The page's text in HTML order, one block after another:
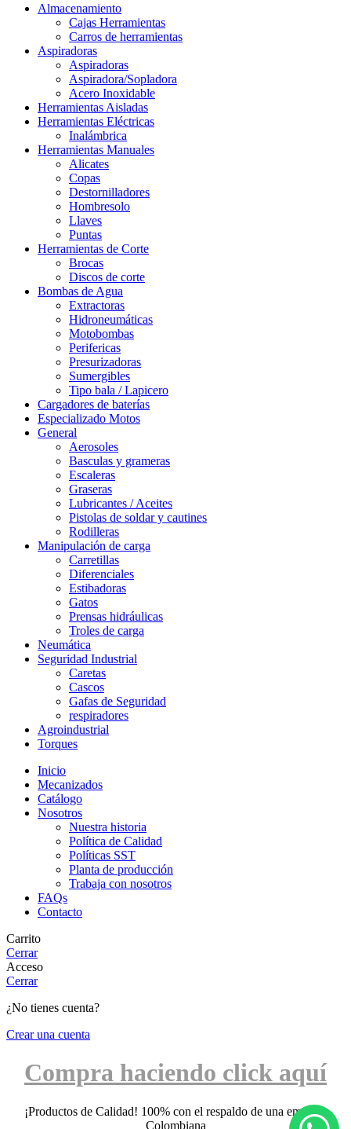
Almacenamiento
Cajas Herramientas
Carros de herramientas
Aspiradoras
Aspiradoras
Aspiradora/Sopladora
Acero Inoxidable
Herramientas Aisladas
Herramientas Eléctricas
Inalámbrica
Herramientas Manuales
Alicates
Copas
Destornilladores
Hombresolo
Llaves
Puntas
Herramientas de Corte
Brocas
Discos de corte
Bombas de Agua
Extractoras
Hidroneumáticas
Motobombas
Perifericas
Presurizadoras
Sumergibles
Tipo bala / Lapicero
Cargadores de baterías
Especializado Motos
General
Aerosoles
Basculas y grameras
Escaleras
Graseras
Lubricantes / Aceites
Pistolas de soldar y cautines
Rodilleras
Manipulación de carga
Carretillas
Diferenciales
Estibadoras
Gatos
Prensas hidráulicas
Troles de carga
Neumática
Seguridad Industrial
Caretas
Cascos
Gafas de Seguridad
respiradores
Agroindustrial
Torques
Inicio
Mecanizados
Catálogo
Nosotros
Nuestra historia
Política de Calidad
Políticas SST
Planta de producción
Trabaja con nosotros
FAQs
Contacto
Carrito
Cerrar
Acceso
Cerrar
¿No tienes cuenta?
Crear una cuenta
Compra haciendo click aquí
¡Productos de Calidad! 100% con el respaldo de una empresa
Colombiana